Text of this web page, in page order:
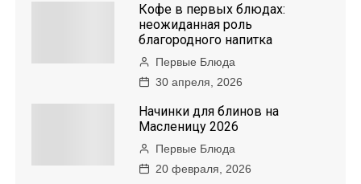
Кофе в первых блюдах:
неожиданная роль
благородного напитка
Первые Блюда
30 апреля, 2026
Начинки для блинов на
Масленицу 2026
Первые Блюда
20 февраля, 2026